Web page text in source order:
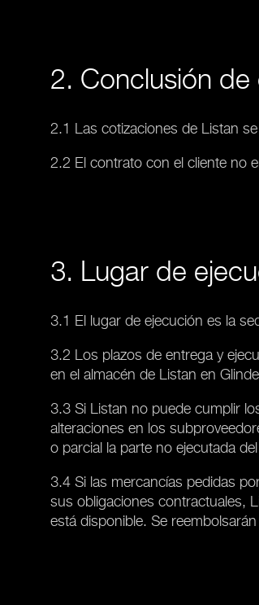
2. Conclusión
2.1 Las cotizaciones de Listan
2.2 El contrato con el cliente no
3. Lugar de
3.1 El lugar de ejecución es la
3.2 Los plazos de entrega y
en el almacén de Listan en
3.3 Si Listan no puede cumplir
alteraciones en los
o parcial la parte no ejecutada
3.4 Si las mercancías pedidas
sus obligaciones contractuales,
está disponible. Se